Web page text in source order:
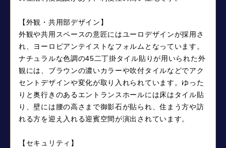
【外観・共用部デザイン】
外観や共用スペースの意匠にはユーロデザインが採用さ
れ、ヨーロピアンテイストなフォルムとなっています。
ナチュラルな色調の45二丁掛タイル貼りが用いられた外
観には、ブラウンの濃いカラーや吹付タイルなどでアク
セントデザインや変化が取り入れられています。ゆった
りと奥行きのあるエントランスホールには床はタイル貼
り、壁には腰の高さまで御影石が貼られ、住まう方や訪
れる方を迎え入れる迎賓空間が演出されています。
【セキュリティ】